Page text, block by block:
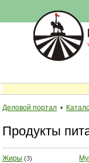
Деловой портал •
Продукты
Жиры (3)